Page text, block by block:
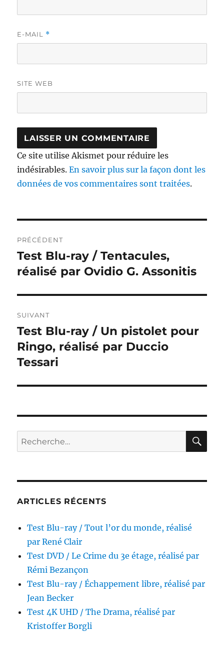
E-MAIL *
SITE WEB
Ce site utilise Akismet pour réduire les
indésirables.En savoir plus sur la façon dont les
données de vos commentaires sont traitées.
de
l’article
PRÉCÉDENT
Publication
précédente :
Test Blu-ray / Tentacules,
réalisé par Ovidio G. Assonitis
SUIVANT
Publication
suivante :
Test Blu-ray / Un pistolet pour
Ringo, réalisé par Duccio
Tessari
Recherche
pour :
ARTICLES RÉCENTS
Test Blu-ray / Tout l’or du monde, réalisé
par René Clair
Test DVD / Le Crime du 3e étage, réalisé par
Rémi Bezançon
Test Blu-ray / Échappement libre, réalisé par
Jean Becker
Test 4K UHD / The Drama, réalisé par
Kristoffer Borgli